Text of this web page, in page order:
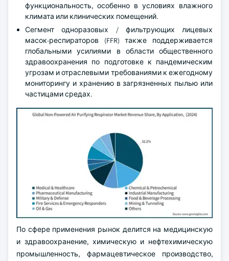
функциональность, особенно в условиях влажного
климата или клинических помещений.
Сегмент одноразовых / фильтрующих лицевых
масок-респираторов (FFR) также поддерживается
глобальными усилиями в области общественного
здравоохранения по подготовке к пандемическим
угрозам и отраслевыми требованиями к ежегодному
мониторингу и хранению в загрязненных пылью или
частицами средах.
По сфере применения рынок делится на медицинскую
и здравоохранение, химическую и нефтехимическую
промышленность, фармацевтическое производство,